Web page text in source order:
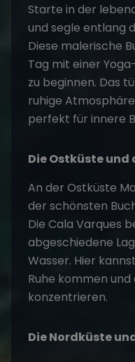
Starte in der
und segle entlang
Diese malerische
Tag mit einer
zu beginnen. Das
ruhige
perfekt für innere
Die Ostküste
An der Ostküste
der schönsten
Die Cala Varques
abgeschiedene
Wasser. Hier
Ruhe kommen
konzentrieren.
Die Nordküste